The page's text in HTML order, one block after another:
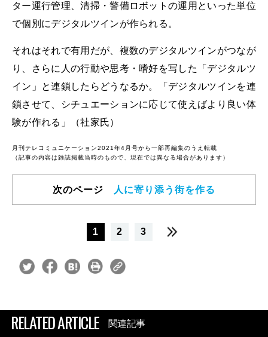
ター運行管理、清掃・警備ロボットの運用といった単位
で個別にデジタルツインが作られる。
それはそれで有用だが、複数のデジタルツインがつなが
り、さらに人の行動や思考・嗜好を写した「デジタルツ
イン」と連鎖したらどうなるか。「デジタルツインを連
鎖させて、シチュエーションに応じて使えばより良い体
験が作れる」（社家氏）
月刊テレコミュニケーション2021年4月号から一部再編集のうえ転載
（記事の内容は雑誌掲載当時のもので、現在では異なる場合があります）
次のページ 人に寄り添う街を作る
1 2 3
RELATED ARTICLE 関連記事